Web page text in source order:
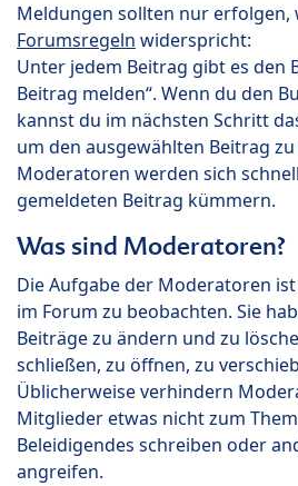
Meldungen sollten nur erfolgen,
Forumsregeln widerspricht:
Unter jedem Beitrag gibt es den
Beitrag melden“. Wenn du den
kannst du im nächsten Schritt
um den ausgewählten Beitrag zu
Moderatoren werden sich
gemeldeten Beitrag kümmern.
Was sind Moderatoren?
Die Aufgabe der Moderatoren ist
im Forum zu beobachten. Sie
Beiträge zu ändern und zu
schließen, zu öffnen, zu
Üblicherweise verhindern
Mitglieder etwas nicht zum
Beleidigendes schreiben oder
angreifen.